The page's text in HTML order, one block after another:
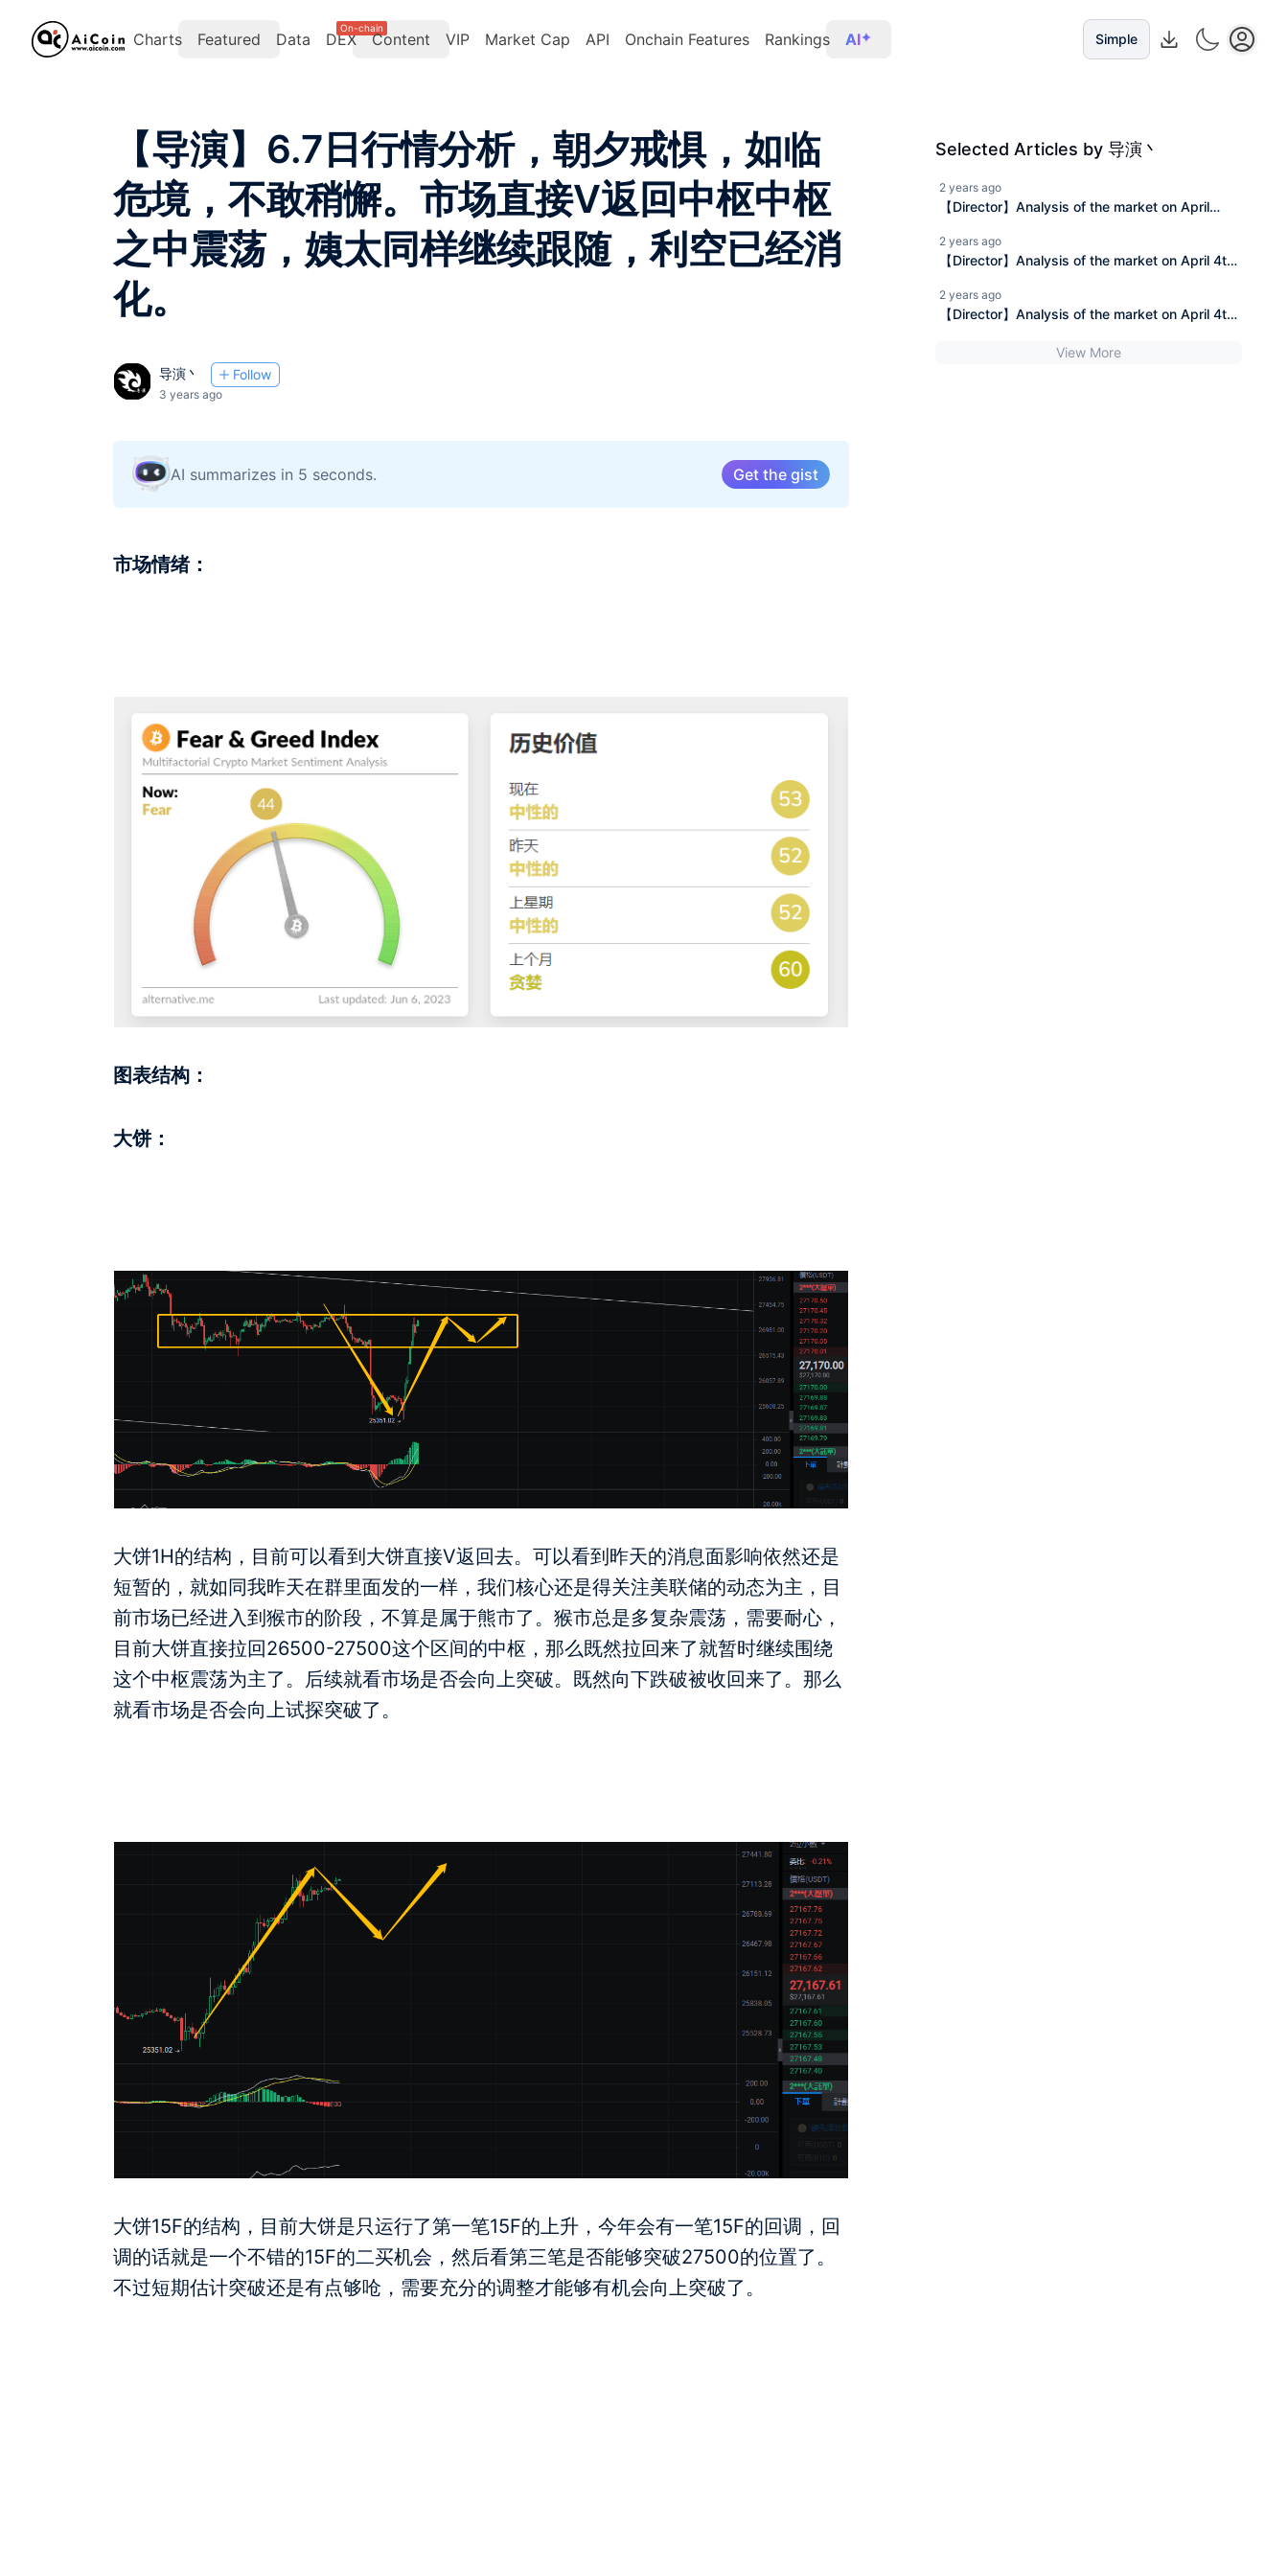
Charts Featured Data DEX
On-chain
Content VIP Market Cap API Onchain Features Rankings AI Simple
【导演】6.7日行情分析，朝夕戒惧，如临
危境，不敢稍懈。市场直接V返回中枢中枢
之中震荡，姨太同样继续跟随，利空已经消
化。
导演丶 Follow
3 years ago
AI summarizes in 5 seconds. Get the gist
市场情绪：
图表结构：
大饼：
大饼1H的结构，目前可以看到大饼直接V返回去。可以看到昨天的消息面影响依然还是
短暂的，就如同我昨天在群里面发的一样，我们核心还是得关注美联储的动态为主，目
前市场已经进入到猴市的阶段，不算是属于熊市了。猴市总是多复杂震荡，需要耐心，
目前大饼直接拉回26500-27500这个区间的中枢，那么既然拉回来了就暂时继续围绕
这个中枢震荡为主了。后续就看市场是否会向上突破。既然向下跌破被收回来了。那么
就看市场是否会向上试探突破了。
大饼15F的结构，目前大饼是只运行了第一笔15F的上升，今年会有一笔15F的回调，回
调的话就是一个不错的15F的二买机会，然后看第三笔是否能够突破27500的位置了。
不过短期估计突破还是有点够呛，需要充分的调整才能够有机会向上突破了。
Selected Articles by 导演丶
2 years ago
【Director】Analysis of the market on April
is getting better, AICoin is favorable for the
the 4-hour chart. Follow-up observation of the
strength of the rebound.
2 years ago
【Director】Analysis of the market on April 4th,
the rise, AICoin short-term pullback to eliminate
still shows a converging triangle oscillation.
2 years ago
【Director】Analysis of the market on April 4th,
getting better, the short-term rebound of AICoin
View More